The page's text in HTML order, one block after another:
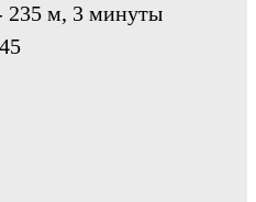
м, 3 минуты